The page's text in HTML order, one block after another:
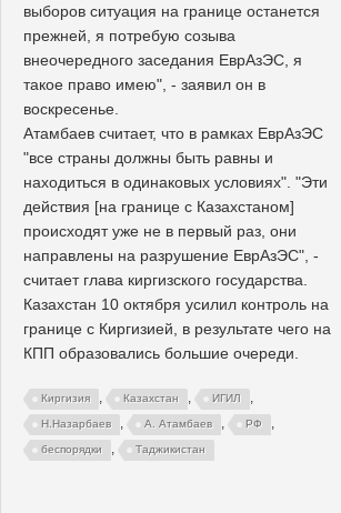
выборов ситуация на границе останется
прежней, я потребую созыва
внеочередного заседания ЕврАзЭС, я
такое право имею", - заявил он в
воскресенье.
Атамбаев считает, что в рамках ЕврАзЭС
"все страны должны быть равны и
находиться в одинаковых условиях". "Эти
действия [на границе с Казахстаном]
происходят уже не в первый раз, они
направлены на разрушение ЕврАзЭС", -
считает глава киргизского государства.
Казахстан 10 октября усилил контроль на
границе с Киргизией, в результате чего на
КПП образовались большие очереди.
Киргизия , Казахстан , ИГИЛ ,
Н.Назарбаев , А. Атамбаев , РФ ,
беспорядки , Таджикистан